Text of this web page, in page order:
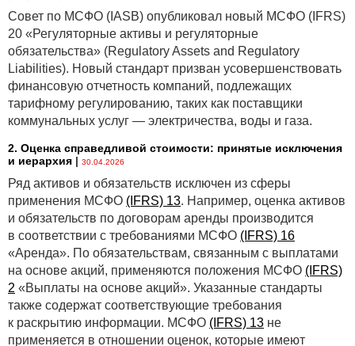
Совет по МСФО (IASB) опубликовал новый МСФО (IFRS)
20 «Регуляторные активы и регуляторные
обязательства» (Regulatory Assets and Regulatory
Liabilities). Новый стандарт призван усовершенствовать
финансовую отчетность компаний, подлежащих
тарифному регулированию, таких как поставщики
коммунальных услуг — электричества, воды и газа.
2. Оценка справедливой стоимости: принятые исключения
и иерархия | 30.04.2026
Ряд активов и обязательств исключен из сферы
применения МСФО (IFRS) 13. Например, оценка активов
и обязательств по договорам аренды производится
в соответствии с требованиями МСФО (IFRS) 16
«Аренда». По обязательствам, связанным с выплатами
на основе акций, применяются положения МСФО (IFRS)
2 «Выплаты на основе акций». Указанные стандарты
также содержат соответствующие требования
к раскрытию информации. МСФО (IFRS) 13 не
применяется в отношении оценок, которые имеют